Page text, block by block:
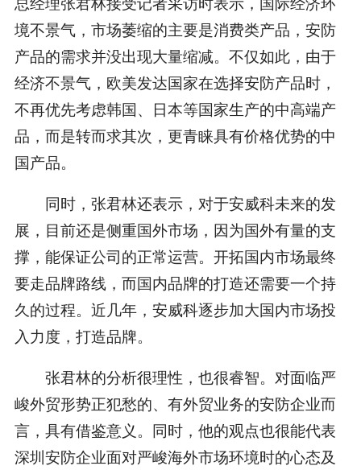
境不景气，市场萎缩的主要是消费类产品，安防
产品的需求并没出现大量缩减。不仅如此，由于
经济不景气，欧美发达国家在选择安防产品时，
不再优先考虑韩国、日本等国家生产的中高端产
品，而是转而求其次，更青睐具有价格优势的中
国产品。
同时，张君林还表示，对于安威科未来的发
展，目前还是侧重国外市场，因为国外有量的支
撑，能保证公司的正常运营。开拓国内市场最终
要走品牌路线，而国内品牌的打造还需要一个持
久的过程。近几年，安威科逐步加大国内市场投
入力度，打造品牌。
张君林的分析很理性，也很睿智。对面临严
峻外贸形势正犯愁的、有外贸业务的安防企业而
言，具有借鉴意义。同时，他的观点也很能代表
深圳安防企业面对严峻海外市场环境时的心态及